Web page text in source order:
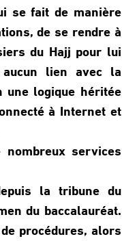
se fait de manière
de se rendre à
du Hajj pour lui
lien avec la
une logique héritée
à Internet et
services
la tribune du
du baccalauréat.
procédures, alors